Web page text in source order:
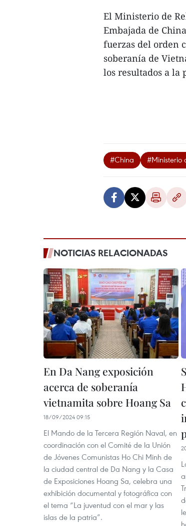
El Ministerio de
Embajada de
fuerzas del orden
soberanía de
los resultados a la
#China #Ministerio
NOTICIAS RELACIONADAS
En Da Nang exposición
acerca de soberanía
vietnamita sobre Hoang Sa
18/09/2024 09:15
El Mando de la Tercera Región Naval, en
coordinación con el Comité de la Unión
de Jóvenes Comunistas Ho Chi Minh de
la ciudad central de Da Nang y la Casa
de Exposiciones Hoang Sa, celebra una
exhibición documental y fotográfica con
el tema “La juventud con el mar y las
islas de la patria”.